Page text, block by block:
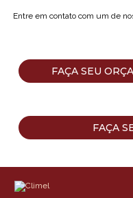
Entre em contato com um de
FAÇA SEU
FAÇA